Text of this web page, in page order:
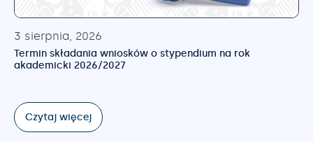
3 sierpnia, 2026
Termin składania wniosków o stypendium na rok
akademicki 2026/2027
Czytaj więcej